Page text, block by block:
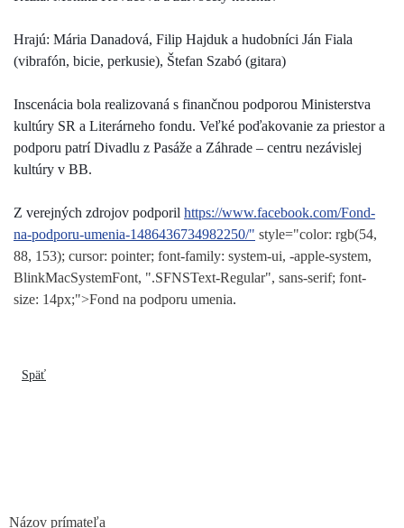
Hrajú: Mária Danadová, Filip Hajduk a hudobníci Ján Fiala
(vibrafón, bicie, perkusie), Štefan Szabó (gitara)
Inscenácia bola realizovaná s finančnou podporou Ministerstva
kultúry SR a Literárneho fondu. Veľké poďakovanie za priestor a
podporu patrí Divadlu z Pasáže a Záhrade – centru nezávislej
kultúry v BB.
Z verejných zdrojov podporil https://www.facebook.com/Fond-
na-podporu-umenia-1486436734982250/" style="color: rgb(54,
88, 153); cursor: pointer; font-family: system-ui, -apple-system,
BlinkMacSystemFont, ".SFNSText-Regular", sans-serif; font-
size: 14px;">Fond na podporu umenia.
Späť
Názov prímateľa